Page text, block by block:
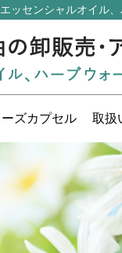
エッセンシャルオイル
ズカプセル 取扱